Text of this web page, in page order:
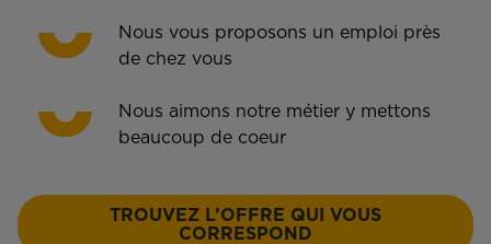
Nous vous proposons un emploi près
de chez vous
Nous aimons notre métier y mettons
beaucoup de coeur
TROUVEZ L’OFFRE QUI VOUS
CORRESPOND